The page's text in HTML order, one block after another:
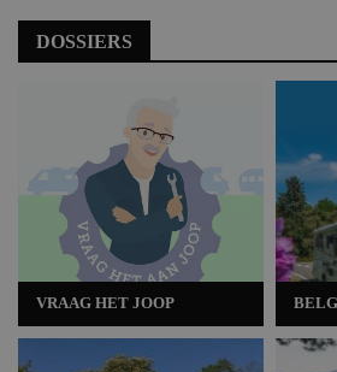
DOSSIERS
VRAAG HET JOOP